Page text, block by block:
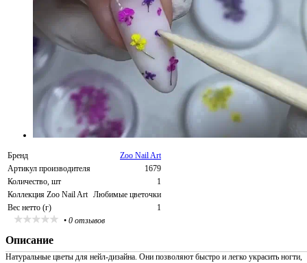
Бренд
Zoo Nail Art
Артикул производителя
1679
Количество, шт
1
Коллекция Zoo Nail Art Любимые цветочки
Вес нетто (г)
1
• 0 отзывов
Описание
Натуральные цветы для нейл-дизайна. Они позволяют быстро и легко украсить ногти,